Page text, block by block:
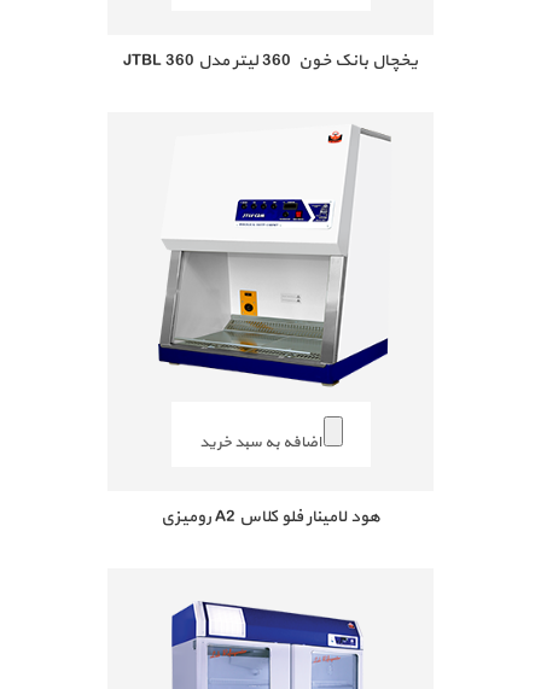
یخچال بانک خون 360 لیتر مدل JTBL 360
اضافه به سبد خرید
هود لامینار فلو کلاس A2 رومیزی